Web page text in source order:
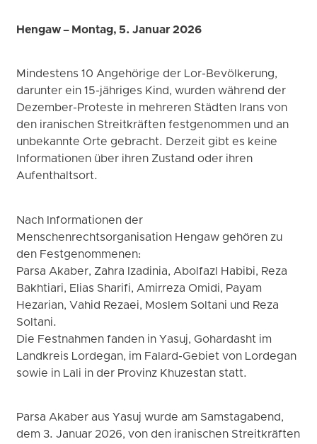
Hengaw – Montag, 5. Januar 2026
Mindestens 10 Angehörige der Lor-Bevölkerung,
darunter ein 15-jähriges Kind, wurden während der
Dezember-Proteste in mehreren Städten Irans von
den iranischen Streitkräften festgenommen und an
unbekannte Orte gebracht. Derzeit gibt es keine
Informationen über ihren Zustand oder ihren
Aufenthaltsort.
Nach Informationen der
Menschenrechtsorganisation Hengaw gehören zu
den Festgenommenen:
Parsa Akaber, Zahra Izadinia, Abolfazl Habibi, Reza
Bakhtiari, Elias Sharifi, Amirreza Omidi, Payam
Hezarian, Vahid Rezaei, Moslem Soltani und Reza
Soltani.
Die Festnahmen fanden in Yasuj, Gohardasht im
Landkreis Lordegan, im Falard-Gebiet von Lordegan
sowie in Lali in der Provinz Khuzestan statt.
Parsa Akaber aus Yasuj wurde am Samstagabend,
dem 3. Januar 2026, von den iranischen Streitkräften